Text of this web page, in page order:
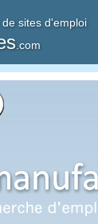
sites d'emploi
.com